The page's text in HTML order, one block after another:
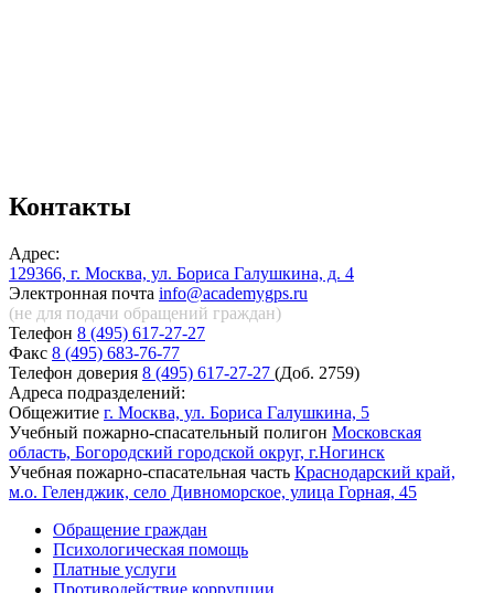
Контакты
Адрес:
129366, г. Москва, ул. Бориса Галушкина, д. 4
Электронная почта info@academygps.ru
(не для подачи обращений граждан)
Телефон 8 (495) 617-27-27
Факс 8 (495) 683-76-77
Телефон доверия 8 (495) 617-27-27 (Доб. 2759)
Адреса подразделений:
Общежитие г. Москва, ул. Бориса Галушкина, 5
Учебный пожарно-спасательный полигон Московская
область, Богородский городской округ, г.Ногинск
Учебная пожарно-спасательная часть Краснодарский край,
м.о. Геленджик, село Дивноморское, улица Горная, 45
Обращение граждан
Психологическая помощь
Платные услуги
Противодействие коррупции